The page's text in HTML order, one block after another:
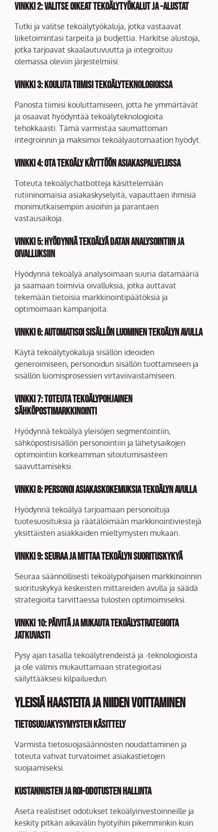
Vinkki 2:Valitse oikeat tekoälytyökalut ja -alustat
Tutki ja valitse tekoälytyökaluja, jotka vastaavat
liiketoimintasi tarpeita ja budjettia. Harkitse alustoja,
jotka tarjoavat skaalautuvuutta ja integroituu
olemassa oleviin järjestelmiisi.
Vinkki 3:Kouluta tiimisi tekoälyteknologioissa
Panosta tiimisi kouluttamiseen, jotta he ymmärtävät
ja osaavat hyödyntää tekoälyteknologioita
tehokkaasti. Tämä varmistaa saumattoman
integroinnin ja maksimoi tekoälyautomaation hyödyt.
Vinkki 4:Ota tekoäly käyttöön asiakaspalvelussa
Toteuta tekoälychatbotteja käsittelemään
rutiininomaisia asiakaskyselyitä, vapauttaen ihmisiä
monimutkaisempiin asioihin ja parantaen
vastausaikoja.
Vinkki 5:Hyödynnä tekoälyä datan analysointiin ja
oivalluksiin
Hyödynnä tekoälyä analysoimaan suuria datamääriä
ja saamaan toimivia oivalluksia, jotka auttavat
tekemään tietoisia markkinointipäätöksiä ja
optimoimaan kampanjoita.
Vinkki 6:Automatisoi sisällön luominen tekoälyn avulla
Käytä tekoälytyökaluja sisällön ideoiden
generoimiseen, personoidun sisällön tuottamiseen ja
sisällön luomisprosessien virtaviivaistamiseen.
Vinkki 7:Toteuta tekoälypohjainen
sähköpostimarkkinointi
Hyödynnä tekoälyä yleisöjen segmentointiin,
sähköpostisisällön personointiin ja lähetysaikojen
optimointiin korkeamman sitoutumisasteen
saavuttamiseksi.
Vinkki 8:Personoi asiakaskokemuksia tekoälyn avulla
Hyödynnä tekoälyä tarjoamaan personoituja
tuotesuosituksia ja räätälöimään markkinointiviestejä
yksittäisten asiakkaiden mieltymysten mukaan.
Vinkki 9:Seuraa ja mittaa tekoälyn suorituskykyä
Seuraa säännöllisesti tekoälypohjaisen markkinoinnin
suorituskykyä keskeisten mittareiden avulla ja säädä
strategioita tarvittaessa tulosten optimoimiseksi.
Vinkki 10:Päivitä ja mukauta tekoälystrategioita
jatkuvasti
Pysy ajan tasalla tekoälytrendeistä ja -teknologioista
ja ole valmis mukauttamaan strategioitasi
säilyttääksesi kilpailuedun.
Yleisiä haasteita ja niiden voittaminen
Tietosuojakysymysten käsittely
Varmista tietosuojasäännösten noudattaminen ja
toteuta vahvat turvatoimet asiakastietojen
suojaamiseksi.
Kustannusten ja ROI-odotusten hallinta
Aseta realistiset odotukset tekoälyinvestoinneille ja
keskity pitkän aikavälin hyötyihin pikemminkin kuin